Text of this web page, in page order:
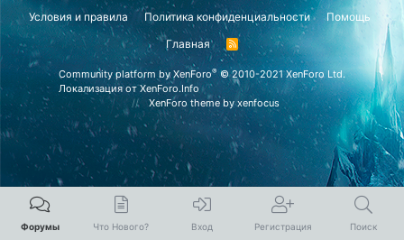
Условия и правила
Политика конфиденциальности
Помощь
Главная
R
S
S
Community platform by XenForo® © 2010-2021 XenForo Ltd.
Локализация отXenForo.Info
XenForo themeby xenfocus
Форумы Что Нового? Вход Регистрация Поиск